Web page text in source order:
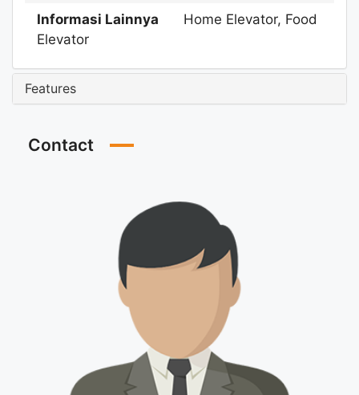
Informasi Lainnya
Home Elevator, Food
Elevator
Features
Contact